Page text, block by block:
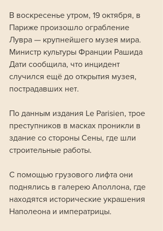
В воскресенье утром, 19 октября, в
Париже произошло ограбление
Лувра — крупнейшего музея мира.
Министр культуры Франции Рашида
Дати сообщила, что инцидент
случился ещё до открытия музея,
пострадавших нет.
По данным издания Le Parisien, трое
преступников в масках проникли в
здание со стороны Сены, где шли
строительные работы.
С помощью грузового лифта они
поднялись в галерею Аполлона, где
находятся исторические украшения
Наполеона и императрицы.